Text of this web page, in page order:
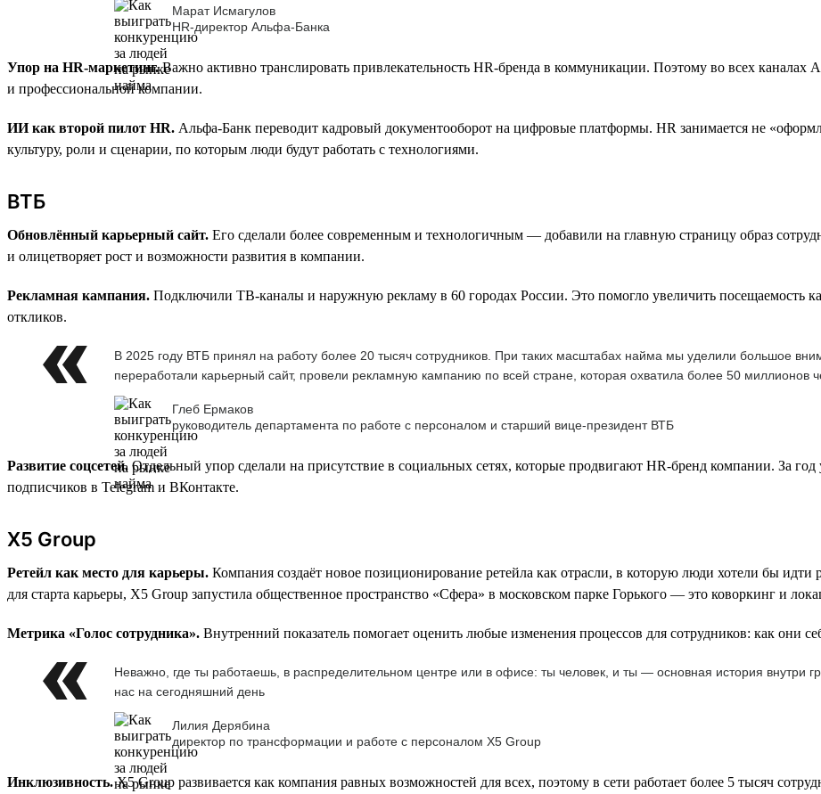
Марат Исмагулов
HR-директор Альфа-Банка
Упор на HR-маркетинг.Важно активно транслировать привлекательность HR-бренда в коммуникации. Поэтому во всех
и профессиональной компании.
ИИ как второй пилот HR. Альфа-Банк переводит кадровый документооборот на цифровые платформы. HR занимается не
культуру, роли и сценарии, по которым люди будут работать с технологиями.
ВТБ
Обновлённый карьерный сайт. Его сделали более современным и технологичным — добавили на главную страницу образ
и олицетворяет рост и возможности развития в компании.
Рекламная кампания. Подключили ТВ-каналы и наружную рекламу в 60 городах России. Это помогло увеличить посещаемость
откликов.
В 2025 году ВТБ принял на работу более 20 тысяч сотрудников. При таких масштабах найма мы уделили большое
переработали карьерный сайт, провели рекламную кампанию по всей стране, которая охватила более 50 миллионов
Глеб Ермаков
руководитель департамента по работе с персоналом и старший вице-президент ВТБ
Развитие соцсетей. Отдельный упор сделали на присутствие в социальных сетях, которые продвигают HR-бренд компании. За
подписчиков в Telegram и ВКонтакте.
X5 Group
Ретейл как место для карьеры. Компания создаёт новое позиционирование ретейла как отрасли, в которую люди хотели бы
для старта карьеры, X5 Group запустила общественное пространство «Сфера» в московском парке Горького — это коворкинг и
Метрика «Голос сотрудника». Внутренний показатель помогает оценить любые изменения процессов для сотрудников: как они
Неважно, где ты работаешь, в распределительном центре или в офисе: ты человек, и ты — основная история внутри
нас на сегодняшний день
Лилия Дерябина
директор по трансформации и работе с персоналом Х5 Group
Инклюзивность.X5 Group развивается как компания равных возможностей для всех, поэтому в сети работает более 5 тысяч